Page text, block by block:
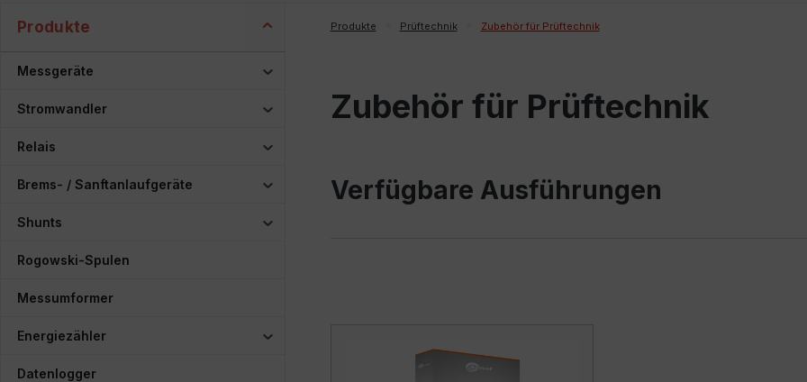
Produkte
Messgeräte
Stromwandler
Relais
Brems- / Sanftanlaufgeräte
Shunts
Rogowski-Spulen
Messumformer
Energiezähler
Datenlogger
Produkte Prüftechnik Zubehör für Prüftechnik
Zubehör für Prüftechnik
Verfügbare Ausführungen